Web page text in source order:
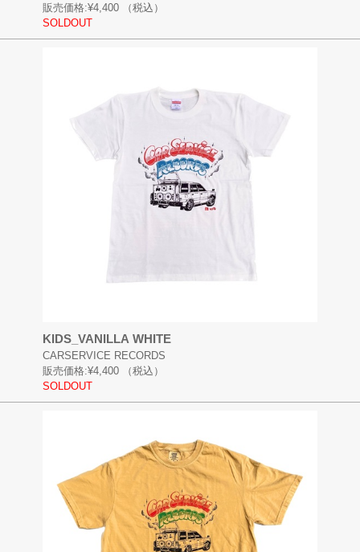
販売価格:¥4,400
（税込）
SOLDOUT
KIDS_VANILLA WHITE
CARSERVICE RECORDS
販売価格:¥4,400
（税込）
SOLDOUT